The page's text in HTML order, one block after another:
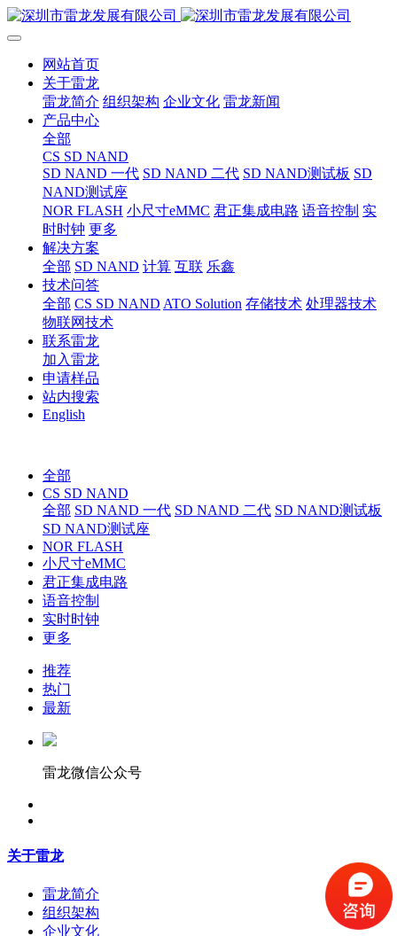
网站首页
关于雷龙
雷龙简介 组织架构 企业文化 雷龙新闻
产品中心
全部
CS SD NAND
SD NAND 一代 SD NAND 二代 SD NAND测试板 SD
NAND测试座
NOR FLASH 小尺寸eMMC 君正集成电路 语音控制 实
时时钟 更多
解决方案
全部 SD NAND 计算 互联 乐鑫
技术问答
全部 CS SD NAND ATO Solution 存储技术 处理器技术
物联网技术
联系雷龙
加入雷龙
申请样品
站内搜索
English
全部
CS SD NAND
全部 SD NAND 一代 SD NAND 二代 SD NAND测试板
SD NAND测试座
NOR FLASH
小尺寸eMMC
君正集成电路
语音控制
实时时钟
更多
推荐
热门
最新
雷龙微信公众号
关于雷龙
雷龙简介
组织架构
企业文化